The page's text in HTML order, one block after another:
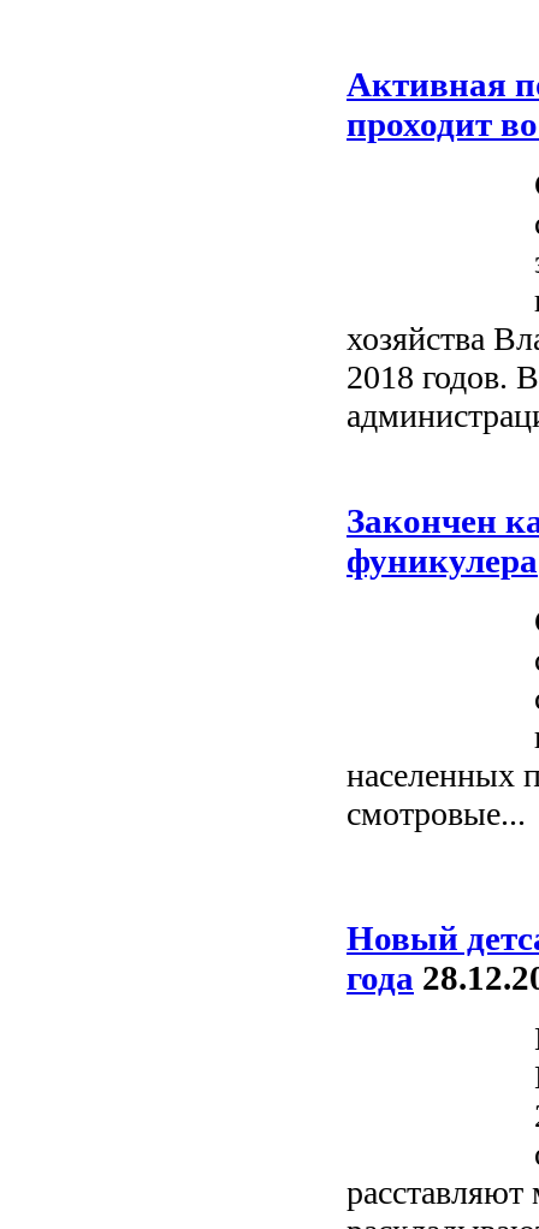
Активная
проходит
хозяйства
2018 годов.
Закончен
фуникулера
населенных
смотровые...
Новый
года
расставляют